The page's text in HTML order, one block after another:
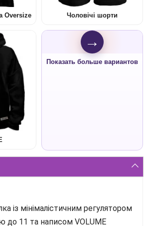
Oversize Чоловічі шорти
→
Показать больше вариантов
із мінімалістичним регулятором
до 11 та написом VOLUME